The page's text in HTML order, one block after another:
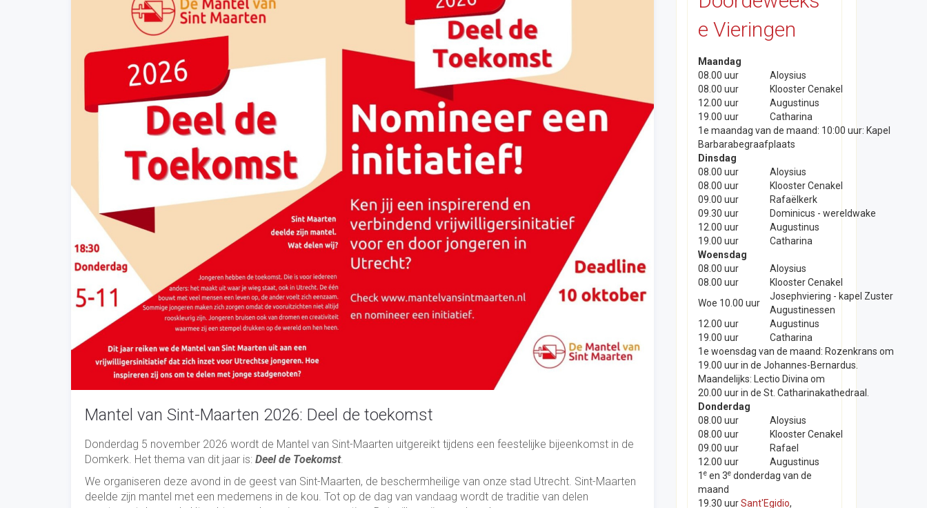
Mantel van Sint-Maarten 2026: Deel de toekomst
Donderdag 5 november 2026 wordt de Mantel van Sint-Maarten uitgereikt tijdens een feestelijke bijeenkomst in de
Domkerk. Het thema van dit jaar is: Deel de Toekomst.
We organiseren deze avond in de geest van Sint-Maarten, de beschermheilige van onze stad Utrecht. Sint-Maarten
deelde zijn mantel met een medemens in de kou. Tot op de dag van vandaag wordt de traditie van delen
e Vieringen
Maandag
08.00 uur
Aloysius
08.00 uur
Klooster Cenakel
12.00 uur
Augustinus
19.00 uur
Catharina
1e maandag van de maand: 10:00 uur: Kapel
Barbarabegraafplaats
Dinsdag
08.00 uur
Aloysius
08.00 uur
Klooster Cenakel
09.00 uur
Rafaëlkerk
09.30 uur
Dominicus - wereldwake
12.00 uur
Augustinus
19.00 uur
Catharina
Woensdag
08.00 uur
Aloysius
08.00 uur
Klooster Cenakel
Woe 10.00 uur
Josephviering - kapel Zuster
Augustinessen
12.00 uur
Augustinus
19.00 uur
Catharina
1e woensdag van de maand: Rozenkrans om
19.00 uur in de Johannes-Bernardus.
Maandelijks: Lectio Divina om
20.00 uur in de St. Catharinakathedraal.
Donderdag
08.00 uur
Aloysius
08.00 uur
Klooster Cenakel
09.00 uur
Rafael
12.00 uur
Augustinus
1 een 3edonderdag van de
maand
19.30 uurSant'Egidio,